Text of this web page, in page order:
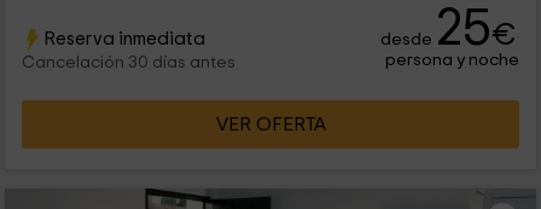
Reserva inmediata
Cancelación 30 días antes
desde 25€
persona y noche
VER OFERTA